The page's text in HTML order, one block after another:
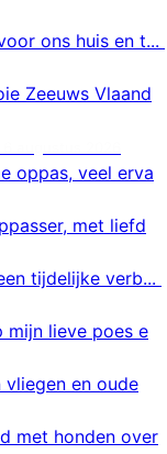
ons huis en t...
Zeeuws Vlaand
oppas, veel erva
met liefd
tijdelijke verb...
mijn lieve poes e
en oude
met honden over